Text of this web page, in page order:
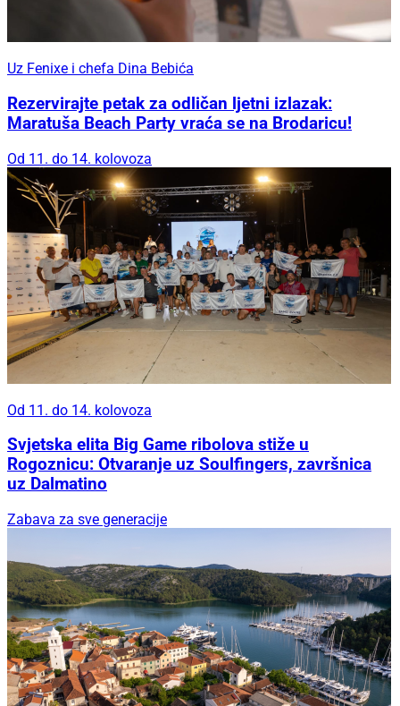
Uz Fenixe i chefa Dina Bebića
Rezervirajte petak za odličan ljetni izlazak:
Maratuša Beach Party vraća se na Brodaricu!
Od 11. do 14. kolovoza
Od 11. do 14. kolovoza
Svjetska elita Big Game ribolova stiže u
Rogoznicu: Otvaranje uz Soulfingers, završnica
uz Dalmatino
Zabava za sve generacije